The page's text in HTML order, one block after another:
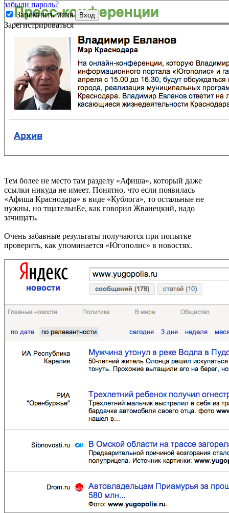
забыли пароль?
Запомнить меня
Вход
Зарегистрироваться
Тем более не место там разделу «Афиша», который даже
ссылки никуда не имеет. Понятно, что если появилась
«Афиша Краснодара» в виде «Кублога», то остальные не
нужны, но тщательнЕе, как говорил Жванецкий, надо
зачищать.
Очень забавные результаты получаются при попытке
проверить, как упоминается «Югополис» в новостях.